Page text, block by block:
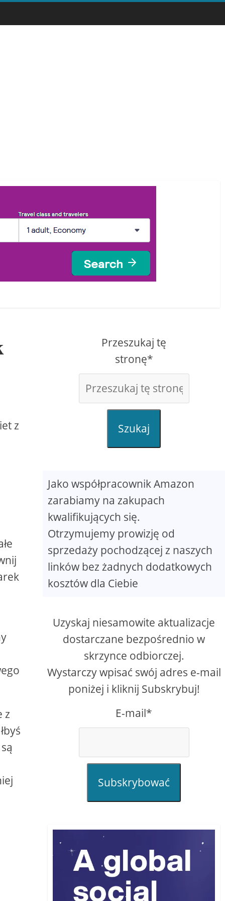
z
z
Przeszukaj tę
stronę*
Szukaj
Jako współpracownik Amazon
zarabiamy na zakupach
kwalifikujących się.
Otrzymujemy prowizję od
sprzedaży pochodzącej z naszych
linków bez żadnych dodatkowych
kosztów dla Ciebie
Uzyskaj niesamowite aktualizacje
dostarczane bezpośrednio w
skrzynce odbiorczej.
Wystarczy wpisać swój adres e-mail
poniżej i kliknij Subskrybuj!
E-mail*
Subskrybować